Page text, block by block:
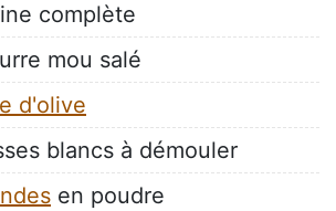
complète
mou salé
d'olive
blancs à démouler
en poudre